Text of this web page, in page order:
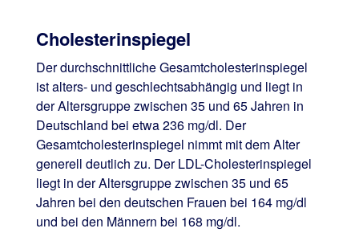
Cholesterinspiegel
Der durchschnittliche Gesamtcholesterinspiegel
ist alters- und geschlechtsabhängig und liegt in
der Altersgruppe zwischen 35 und 65 Jahren in
Deutschland bei etwa 236 mg/dl. Der
Gesamtcholesterinspiegel nimmt mit dem Alter
generell deutlich zu. Der LDL-Cholesterinspiegel
liegt in der Altersgruppe zwischen 35 und 65
Jahren bei den deutschen Frauen bei 164 mg/dl
und bei den Männern bei 168 mg/dl.